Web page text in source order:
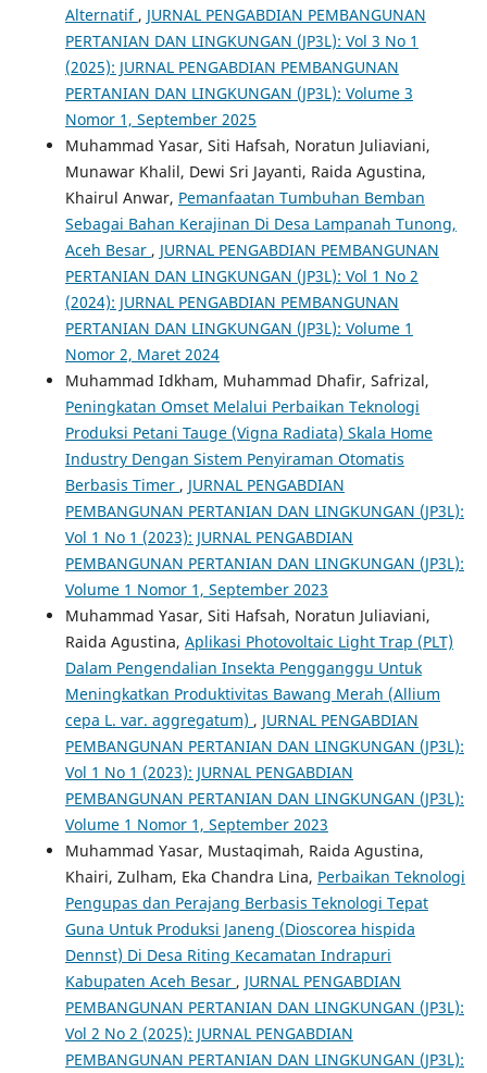
Alternatif , JURNAL PENGABDIAN PEMBANGUNAN
PERTANIAN DAN LINGKUNGAN (JP3L): Vol 3 No 1
(2025): JURNAL PENGABDIAN PEMBANGUNAN
PERTANIAN DAN LINGKUNGAN (JP3L): Volume 3
Nomor 1, September 2025
Muhammad Yasar, Siti Hafsah, Noratun Juliaviani,
Munawar Khalil, Dewi Sri Jayanti, Raida Agustina,
Khairul Anwar, Pemanfaatan Tumbuhan Bemban
Sebagai Bahan Kerajinan Di Desa Lampanah Tunong,
Aceh Besar , JURNAL PENGABDIAN PEMBANGUNAN
PERTANIAN DAN LINGKUNGAN (JP3L): Vol 1 No 2
(2024): JURNAL PENGABDIAN PEMBANGUNAN
PERTANIAN DAN LINGKUNGAN (JP3L): Volume 1
Nomor 2, Maret 2024
Muhammad Idkham, Muhammad Dhafir, Safrizal,
Peningkatan Omset Melalui Perbaikan Teknologi
Produksi Petani Tauge (Vigna Radiata) Skala Home
Industry Dengan Sistem Penyiraman Otomatis
Berbasis Timer , JURNAL PENGABDIAN
PEMBANGUNAN PERTANIAN DAN LINGKUNGAN (JP3L):
Vol 1 No 1 (2023): JURNAL PENGABDIAN
PEMBANGUNAN PERTANIAN DAN LINGKUNGAN (JP3L):
Volume 1 Nomor 1, September 2023
Muhammad Yasar, Siti Hafsah, Noratun Juliaviani,
Raida Agustina, Aplikasi Photovoltaic Light Trap (PLT)
Dalam Pengendalian Insekta Pengganggu Untuk
Meningkatkan Produktivitas Bawang Merah (Allium
cepa L. var. aggregatum) , JURNAL PENGABDIAN
PEMBANGUNAN PERTANIAN DAN LINGKUNGAN (JP3L):
Vol 1 No 1 (2023): JURNAL PENGABDIAN
PEMBANGUNAN PERTANIAN DAN LINGKUNGAN (JP3L):
Volume 1 Nomor 1, September 2023
Muhammad Yasar, Mustaqimah, Raida Agustina,
Khairi, Zulham, Eka Chandra Lina, Perbaikan Teknologi
Pengupas dan Perajang Berbasis Teknologi Tepat
Guna Untuk Produksi Janeng (Dioscorea hispida
Dennst) Di Desa Riting Kecamatan Indrapuri
Kabupaten Aceh Besar , JURNAL PENGABDIAN
PEMBANGUNAN PERTANIAN DAN LINGKUNGAN (JP3L):
Vol 2 No 2 (2025): JURNAL PENGABDIAN
PEMBANGUNAN PERTANIAN DAN LINGKUNGAN (JP3L):